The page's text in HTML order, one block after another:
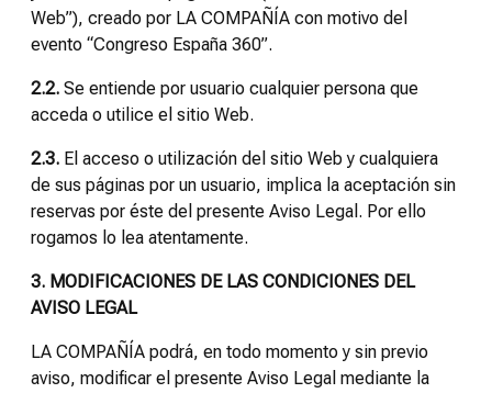
Web”), creado por LA COMPAÑÍA con motivo del
evento “Congreso España 360”.
2.2. Se entiende por usuario cualquier persona que
acceda o utilice el sitio Web.
2.3. El acceso o utilización del sitio Web y cualquiera
de sus páginas por un usuario, implica la aceptación sin
reservas por éste del presente Aviso Legal. Por ello
rogamos lo lea atentamente.
3. MODIFICACIONES DE LAS CONDICIONES DEL
AVISO LEGAL
LA COMPAÑÍA podrá, en todo momento y sin previo
aviso, modificar el presente Aviso Legal mediante la